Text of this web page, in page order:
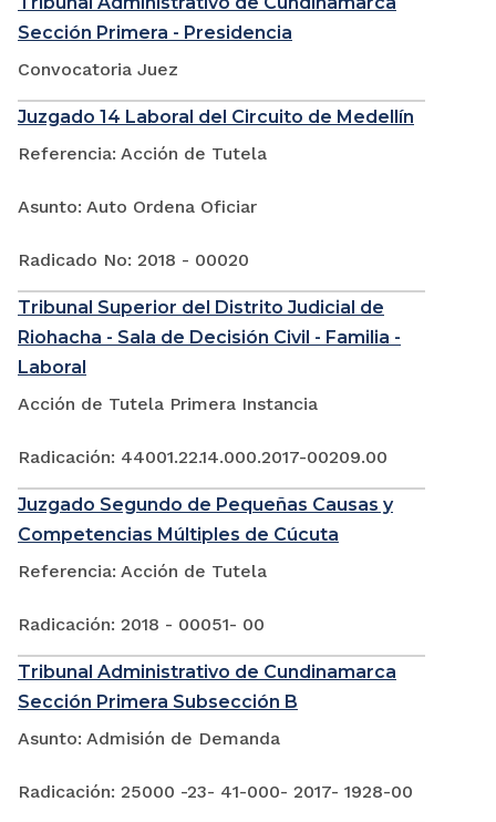
Sección Primera - Presidencia
Convocatoria Juez
Juzgado 14 Laboral del Circuito de Medellín
Referencia: Acción de Tutela
Asunto: Auto Ordena Oficiar
Radicado No: 2018 - 00020
Tribunal Superior del Distrito Judicial de
Riohacha - Sala de Decisión Civil - Familia -
Laboral
Acción de Tutela Primera Instancia
Radicación: 44001.22.14.000.2017-00209.00
Juzgado Segundo de Pequeñas Causas y
Competencias Múltiples de Cúcuta
Referencia: Acción de Tutela
Radicación: 2018 - 00051- 00
Tribunal Administrativo de Cundinamarca
Sección Primera Subsección B
Asunto: Admisión de Demanda
Radicación: 25000 -23- 41-000- 2017- 1928-00